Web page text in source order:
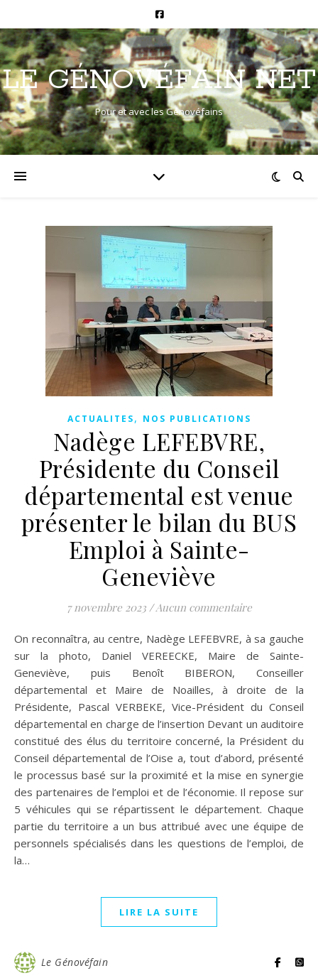
LE GÉNOVÉFAIN NET
Pour et avec les Génovéfains
ACTUALITES, NOS PUBLICATIONS
Nadège LEFEBVRE,
Présidente du Conseil
départemental est venue
présenter le bilan du BUS
Emploi à Sainte-
Geneviève
7 novembre 2023 /Aucun commentaire
On reconnaîtra, au centre, Nadège LEFEBVRE, à sa gauche
sur la photo, Daniel VEREECKE, Maire de Sainte-
Geneviève, puis Benoît BIBERON, Conseiller
départemental et Maire de Noailles, à droite de la
Présidente, Pascal VERBEKE, Vice-Président du Conseil
départemental en charge de l’insertion Devant un auditoire
constitué des élus du territoire concerné, la Président du
Conseil départemental de l’Oise a, tout d’abord, présenté
le processus basé sur la proximité et la mise en synergie
des partenaires de l’emploi et de l’économie. Il repose sur
5 véhicules qui se répartissent le département. Chaque
partie du territoire a un bus attribué avec une équipe de
personnels spécialisés dans les questions de l’emploi, de
la…
LIRE LA SUITE
Le Génovéfain